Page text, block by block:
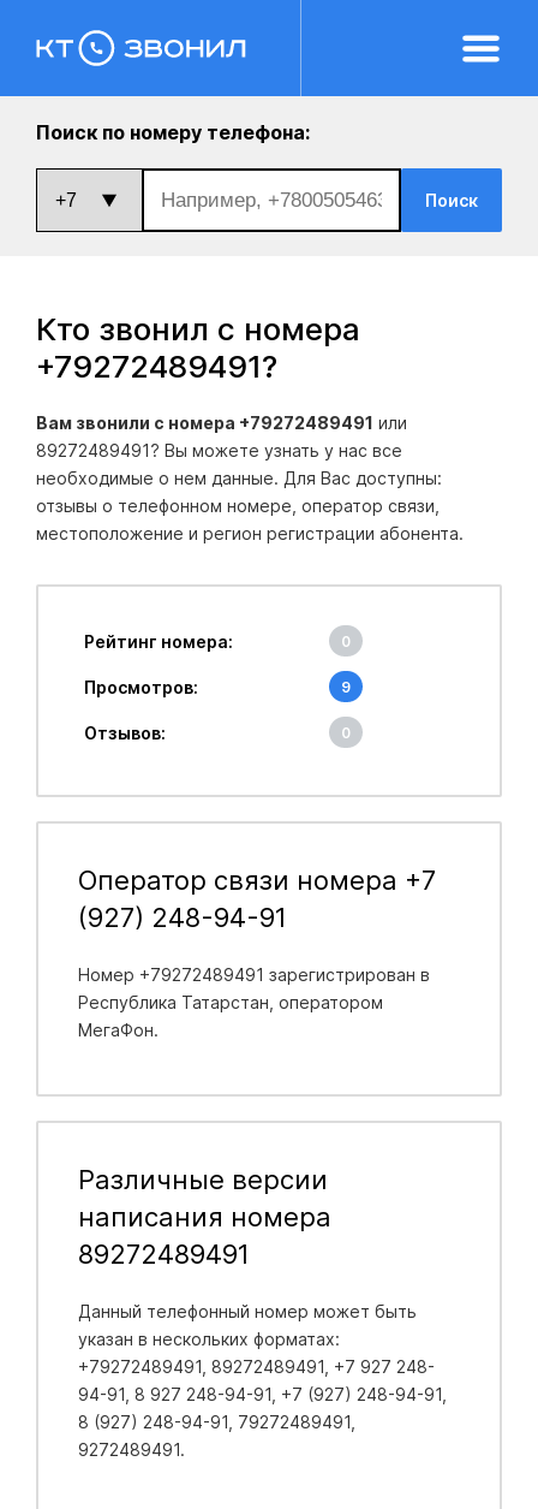
Поиск по номеру телефона:
Поиск
Кто звонил с номера
+79272489491?
Вам звонили с номера +79272489491 или
89272489491? Вы можете узнать у нас все
необходимые о нем данные. Для Вас доступны:
отзывы о телефонном номере, оператор связи,
местоположение и регион регистрации абонента.
Рейтинг номера: 0
Просмотров: 9
Отзывов: 0
Оператор связи номера +7
(927) 248-94-91
Номер +79272489491 зарегистрирован в
Республика Татарстан , оператором
МегаФон.
Различные версии
написания номера
89272489491
Данный телефонный номер может быть
указан в нескольких форматах:
+79272489491, 89272489491, +7 927 248-
94-91, 8 927 248-94-91, +7 (927) 248-94-91,
8 (927) 248-94-91, 79272489491,
9272489491.